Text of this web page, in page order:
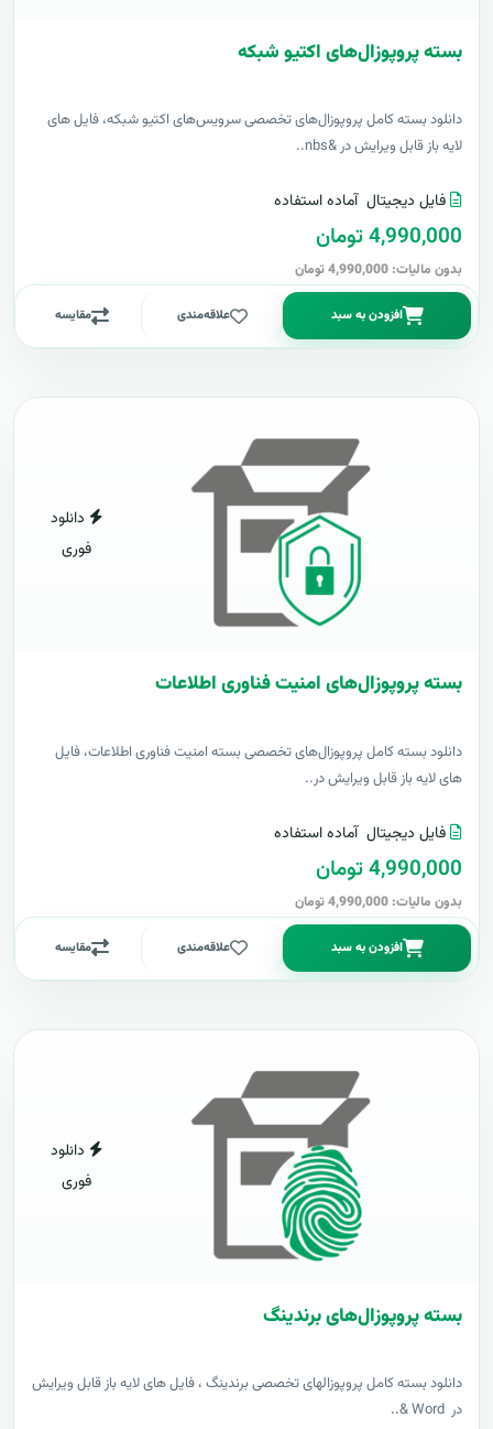
بسته پروپوزال‌های اکتیو شبکه
دانلود بسته کامل پروپوزال‌های تخصصی سرویس‌های اکتیو شبکه، فایل های
لایه باز قابل ویرایش در &nbs..
فایل دیجیتال آماده استفاده
4,990,000 تومان
بدون مالیات: 4,990,000 تومان
افزودن به سبد علاقه‌مندی مقایسه
دانلود
فوری
بسته پروپوزال‌های امنیت فناوری اطلاعات
دانلود بسته کامل پروپوزال‌های تخصصی بسته امنیت فناوری اطلاعات، فایل
های لایه باز قابل ویرایش در..
فایل دیجیتال آماده استفاده
4,990,000 تومان
بدون مالیات: 4,990,000 تومان
افزودن به سبد علاقه‌مندی مقایسه
دانلود
فوری
بسته پروپوزال‌های برندینگ
دانلود بسته کامل پروپوزالهای تخصصی برندینگ ، فایل های لایه باز قابل ویرایش
در Word &..